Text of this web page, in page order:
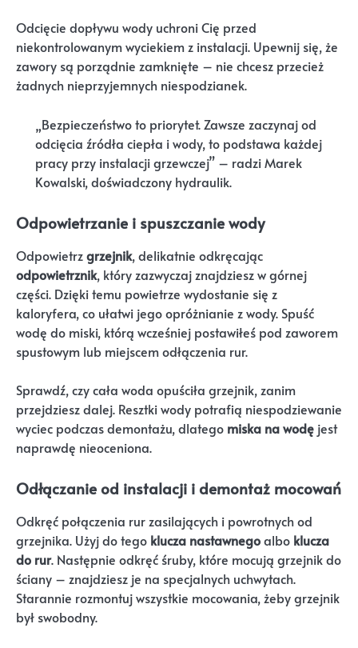
Odcięcie dopływu wody uchroni Cię przed
niekontrolowanym wyciekiem z instalacji. Upewnij się, że
zawory są porządnie zamknięte – nie chcesz przecież
żadnych nieprzyjemnych niespodzianek.
„Bezpieczeństwo to priorytet. Zawsze zaczynaj od
odcięcia źródła ciepła i wody, to podstawa każdej
pracy przy instalacji grzewczej” – radzi Marek
Kowalski, doświadczony hydraulik.
Odpowietrzanie i spuszczanie wody
Odpowietrzgrzejnik, delikatnie odkręcając
odpowietrznik, który zazwyczaj znajdziesz w górnej
części. Dzięki temu powietrze wydostanie się z
kaloryfera, co ułatwi jego opróżnianie z wody. Spuść
wodę do miski, którą wcześniej postawiłeś pod zaworem
spustowym lub miejscem odłączenia rur.
Sprawdź, czy cała woda opuściła grzejnik, zanim
przejdziesz dalej. Resztki wody potrafią niespodziewanie
wyciec podczas demontażu, dlatego miska na wodę jest
naprawdę nieoceniona.
Odłączanie od instalacji i demontaż mocowań
Odkręć połączenia rur zasilających i powrotnych od
grzejnika. Użyj do tego klucza nastawnegoalbo klucza
do rur. Następnie odkręć śruby, które mocują grzejnik do
ściany – znajdziesz je na specjalnych uchwytach.
Starannie rozmontuj wszystkie mocowania, żeby grzejnik
był swobodny.